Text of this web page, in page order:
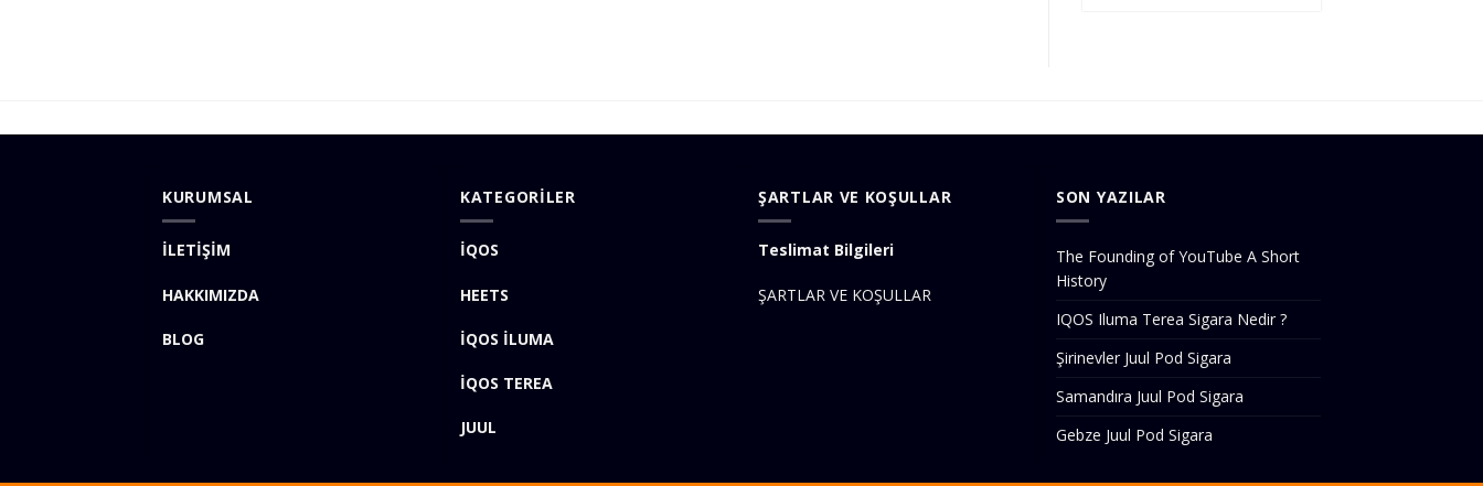
KURUMSAL
İLETİŞİM
HAKKIMIZDA
BLOG
KATEGORİLER
İQOS
HEETS
İQOS İLUMA
İQOS TEREA
JUUL
ŞARTLAR VE KOŞULLAR
Teslimat Bilgileri
ŞARTLAR VE KOŞULLAR
SON YAZILAR
The Founding of YouTube A Short
History
IQOS Iluma Terea Sigara Nedir ?
Şirinevler Juul Pod Sigara
Samandıra Juul Pod Sigara
Gebze Juul Pod Sigara